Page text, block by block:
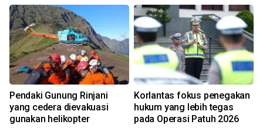
Pendaki Gunung Rinjani
yang cedera dievakuasi
gunakan helikopter
Korlantas fokus penegakan
hukum yang lebih tegas
pada Operasi Patuh 2026